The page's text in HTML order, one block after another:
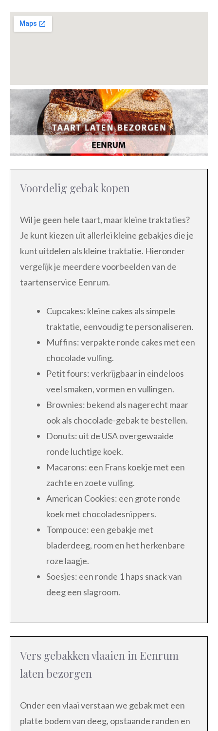
Voordelig gebak kopen
Wil je geen hele taart, maar kleine traktaties?
Je kunt kiezen uit allerlei kleine gebakjes die je
kunt uitdelen als kleine traktatie. Hieronder
vergelijk je meerdere voorbeelden van de
taartenservice Eenrum.
Cupcakes: kleine cakes als simpele
traktatie, eenvoudig te personaliseren.
Muffins: verpakte ronde cakes met een
chocolade vulling.
Petit fours: verkrijgbaar in eindeloos
veel smaken, vormen en vullingen.
Brownies: bekend als nagerecht maar
ook als chocolade-gebak te bestellen.
Donuts: uit de USA overgewaaide
ronde luchtige koek.
Macarons: een Frans koekje met een
zachte en zoete vulling.
American Cookies: een grote ronde
koek met chocoladesnippers.
Tompouce: een gebakje met
bladerdeeg, room en het herkenbare
roze laagje.
Soesjes: een ronde 1 haps snack van
deeg een slagroom.
Vers gebakken vlaaien in Eenrum
laten bezorgen
Onder een vlaai verstaan we gebak met een
platte bodem van deeg, opstaande randen en